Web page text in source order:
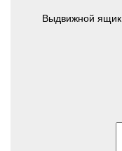
Выдвижной